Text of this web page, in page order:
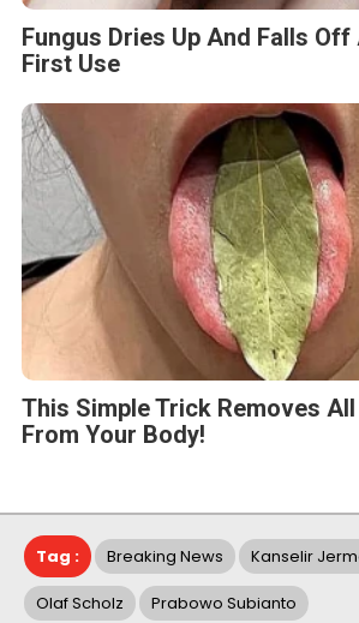
This Simple Trick Removes All
From Your Body!